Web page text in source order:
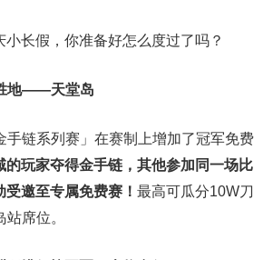
小长假，你准备好怎么度过了吗？
地——天堂岛
手链系列赛」在赛制上增加了冠军免费
的玩家夺得金手链，其他参加同一场比
邀至专属免费赛！ 最高可瓜分10W刀
席位。